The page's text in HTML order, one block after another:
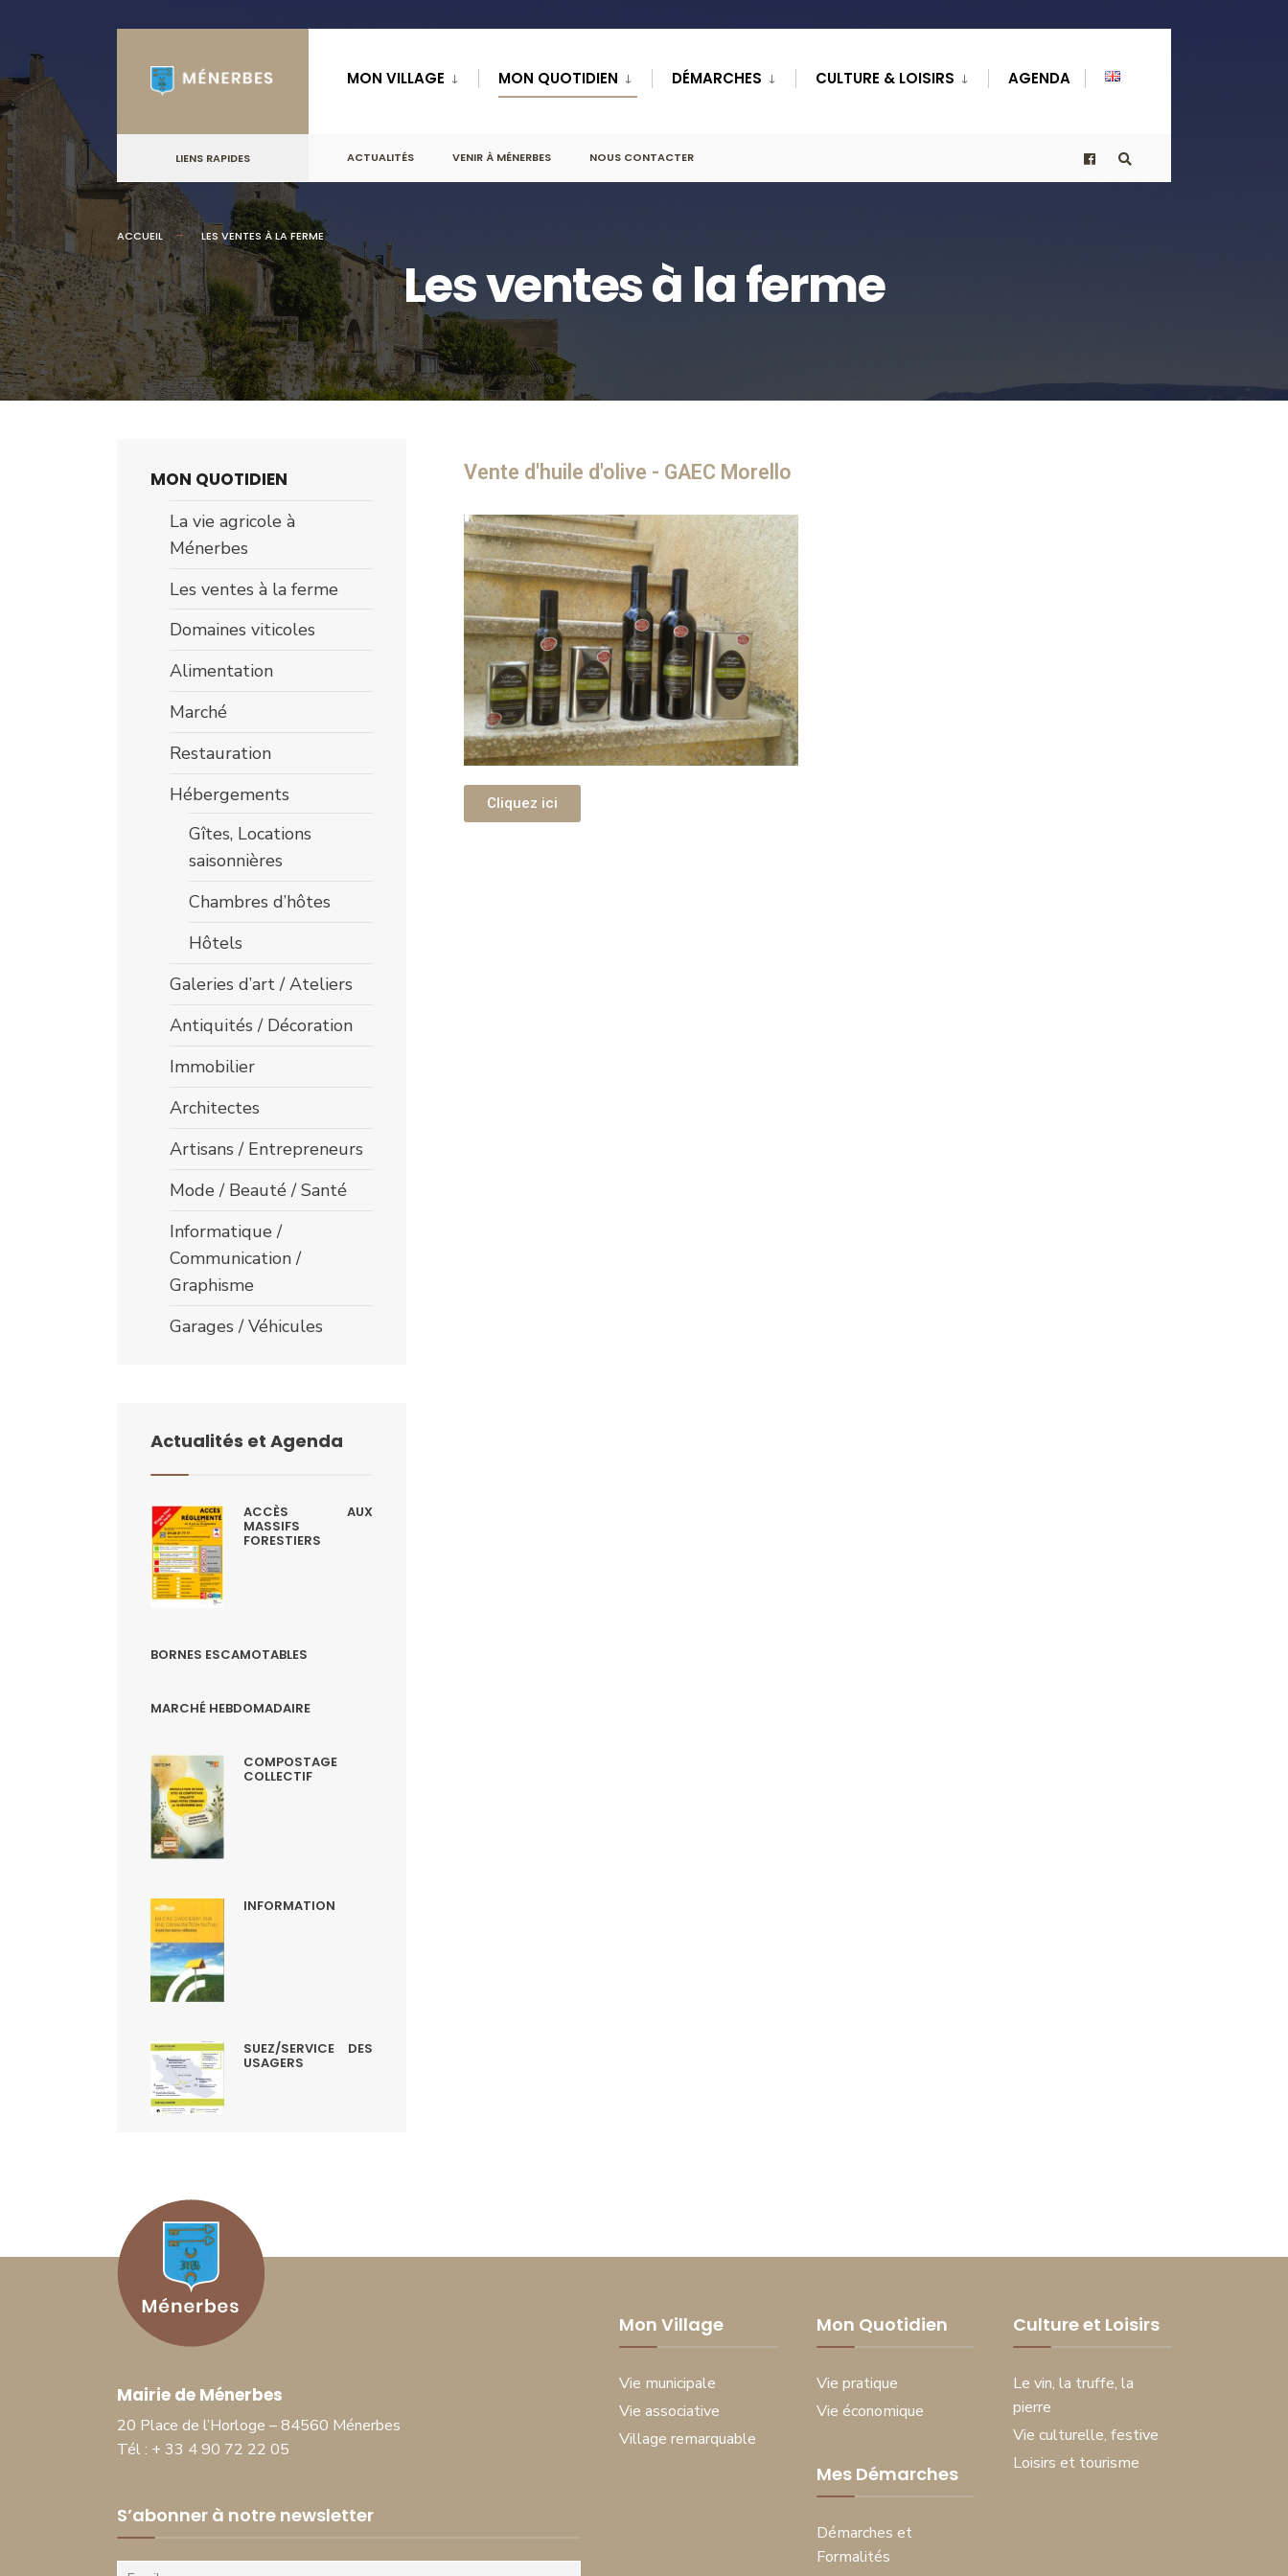
MON VILLAGE MON QUOTIDIEN DÉMARCHES CULTURE & LOISIRS AGENDA
LIENS RAPIDES ACTUALITÉS VENIR À MÉNERBES NOUS CONTACTER
ACCUEIL LES VENTES À LA FERME
Les ventes à la ferme
Vente d'huile d'olive - GAEC Morello
Cliquez ici
MON QUOTIDIEN
La vie agricole à
Ménerbes
Les ventes à la ferme
Domaines viticoles
Alimentation
Marché
Restauration
Hébergements
Gîtes, Locations
saisonnières
Chambres d’hôtes
Hôtels
Galeries d’art / Ateliers
Antiquités / Décoration
Immobilier
Architectes
Artisans / Entrepreneurs
Mode / Beauté / Santé
Informatique /
Communication /
Graphisme
Garages / Véhicules
Actualités et Agenda
ACCÈS AUX
MASSIFS
FORESTIERS
BORNES ESCAMOTABLES
MARCHÉ HEBDOMADAIRE
COMPOSTAGE
COLLECTIF
INFORMATION
SUEZ/SERVICE DES
USAGERS
Mairie de Ménerbes
20 Place de l’Horloge – 84560 Ménerbes
Tél : + 33 4 90 72 22 05
S’abonner à notre newsletter
Mon Village
Vie municipale
Vie associative
Village remarquable
Mon Quotidien
Vie pratique
Vie économique
Mes Démarches
Démarches et
Formalités
Culture et Loisirs
Le vin, la truffe, la
pierre
Vie culturelle, festive
Loisirs et tourisme